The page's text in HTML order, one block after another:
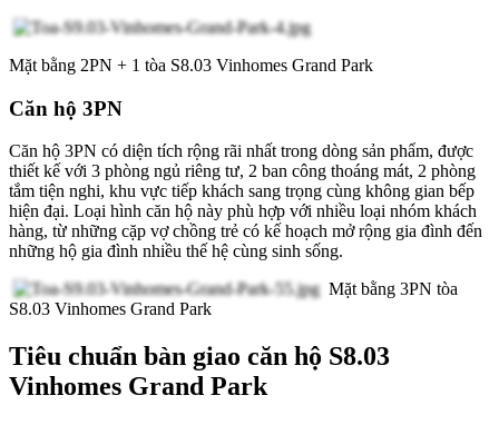
Mặt bằng 2PN + 1 tòa S8.03 Vinhomes Grand Park
Căn hộ 3PN
Căn hộ 3PN có diện tích rộng rãi nhất trong dòng sản phẩm, được
thiết kế với 3 phòng ngủ riêng tư, 2 ban công thoáng mát, 2 phòng
tắm tiện nghi, khu vực tiếp khách sang trọng cùng không gian bếp
hiện đại. Loại hình căn hộ này phù hợp với nhiều loại nhóm khách
hàng, từ những cặp vợ chồng trẻ có kế hoạch mở rộng gia đình đến
những hộ gia đình nhiều thế hệ cùng sinh sống.
Mặt bằng 3PN tòa
S8.03 Vinhomes Grand Park
Tiêu chuẩn bàn giao căn hộ S8.03
Vinhomes Grand Park